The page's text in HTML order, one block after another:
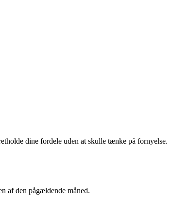
dine fordele uden at skulle tænke på fornyelse.
af den pågældende måned.